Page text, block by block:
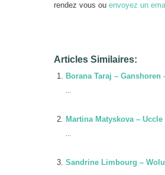
rendez vous ou envoyez un
Articles Similaires:
Borana Taraj – Ganshoren
Martina Matyskova – Uccle
Sandrine Limbourg –